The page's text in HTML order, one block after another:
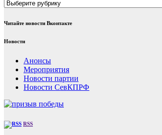
Рубрики
Читайте новости Вконтакте
Новости
Анонсы
Мероприятия
Новости партии
Новости СевКПРФ
RSS